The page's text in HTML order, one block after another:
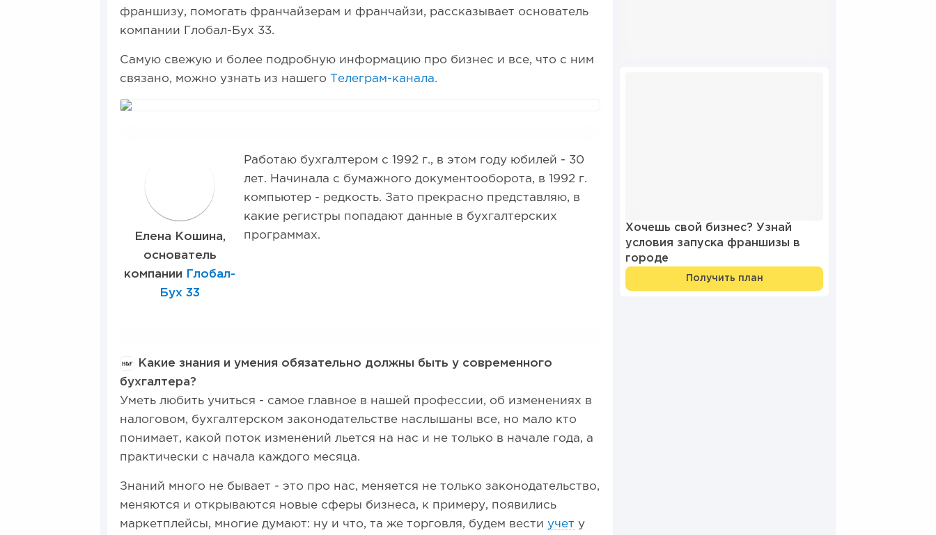
франшизу, помогать франчайзерам и франчайзи, рассказывает основатель
компании Глобал-Бух 33.
Самую свежую и более подробную информацию про бизнес и все, что с ним
связано, можно узнать из нашего
Телеграм-канала.
Елена Кошина,
основатель
компании
Глобал-
Бух 33
Работаю бухгалтером с 1992 г., в этом году юбилей - 30
лет. Начинала с бумажного документооборота, в 1992 г.
компьютер - редкость. Зато прекрасно представляю, в
какие регистры попадают данные в бухгалтерских
программах.
Какие знания и умения обязательно должны быть у современного
бухгалтера?
Уметь любить учиться - самое главное в нашей профессии, об изменениях в
налоговом, бухгалтерском законодательстве наслышаны все, но мало кто
понимает, какой поток изменений льется на нас и не только в начале года, а
практически с начала каждого месяца.
Знаний много не бывает - это про нас, меняется не только законодательство,
меняются и открываются новые сферы бизнеса, к примеру, появились
маркетплейсы, многие думают: ну и что, та же торговля, будем вести учет у
Хочешь свой бизнес? Узнай
условия запуска франшизы в
городе
Получить план